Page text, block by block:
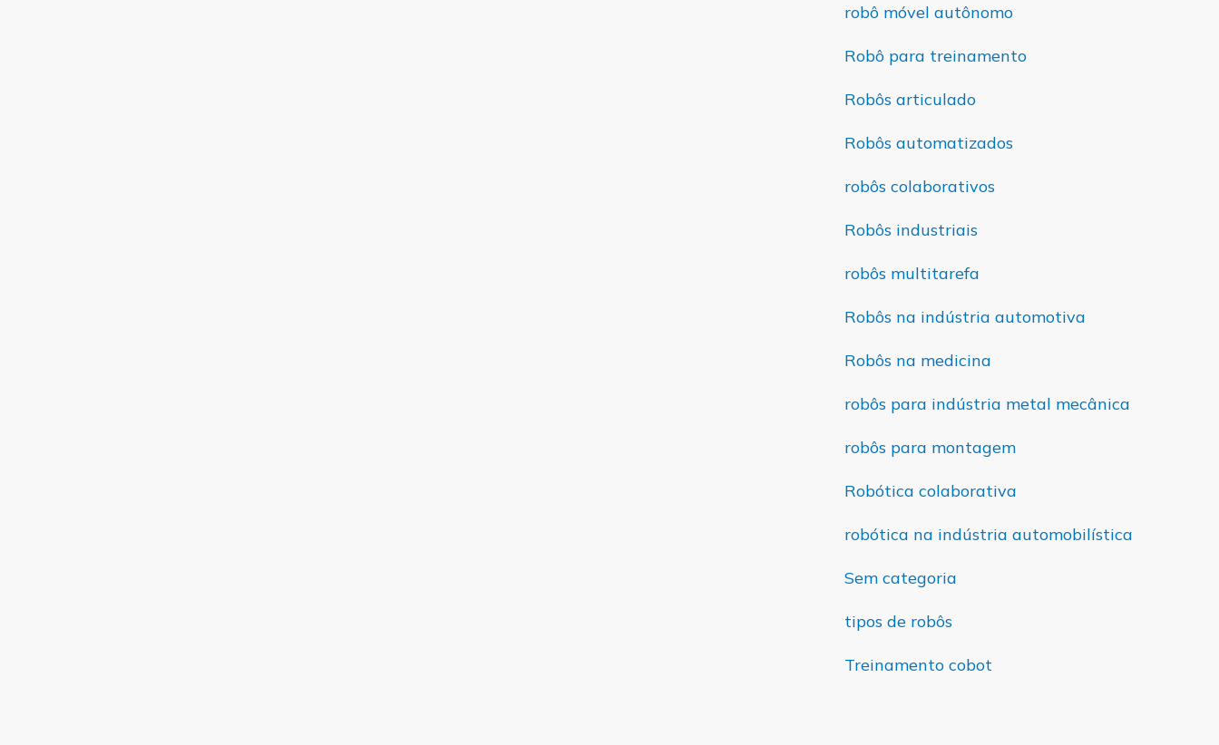
robô móvel autônomo
Robô para treinamento
Robôs articulado
Robôs automatizados
robôs colaborativos
Robôs industriais
robôs multitarefa
Robôs na indústria automotiva
Robôs na medicina
robôs para indústria metal mecânica
robôs para montagem
Robótica colaborativa
robótica na indústria automobilística
Sem categoria
tipos de robôs
Treinamento cobot